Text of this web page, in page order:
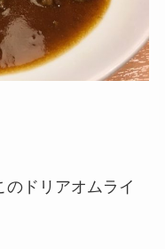
ドリアオムライ